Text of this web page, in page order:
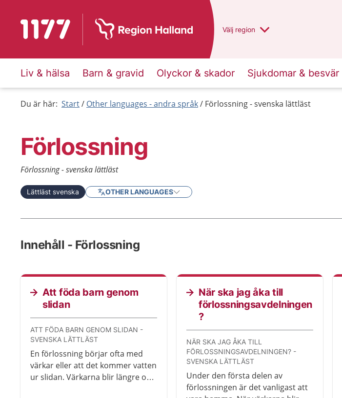
Till startsidan för 1177 Du har valt region
Välj en annan
region
Liv & hälsa Barn & gravid Olyckor & skador Sjukdomar & besvär
Du är här: Start Other languages - andra språk Förlossning - svenska lättläst
Förlossning
Förlossning - svenska lättläst
Lättläst svenska OTHER LANGUAGES
Innehåll - Förlossning
Att föda barn genom
slidan
ATT FÖDA BARN GENOM SLIDAN -
SVENSKA LÄTTLÄST
En förlossning börjar ofta med
värkar eller att det kommer vatten
ur slidan. Värkarna blir längre och
När ska jag åka till
förlossningsavdelningen
?
NÄR SKA JAG ÅKA TILL
FÖRLOSSNINGSAVDELNINGEN? -
SVENSKA LÄTTLÄST
Under den första delen av
förlossningen är det vanligast att